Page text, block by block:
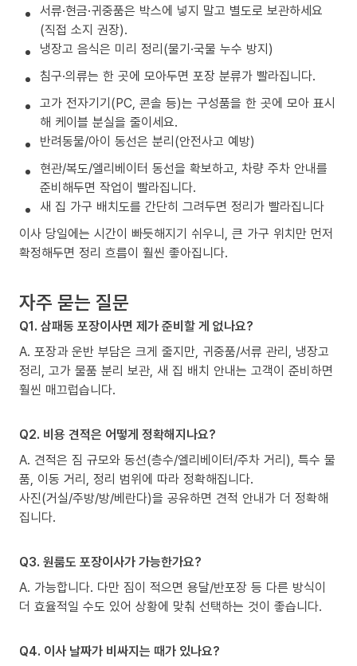
서류·현금·귀중품은 박스에 넣지 말고 별도로 보관하세요
(직접 소지 권장).
냉장고 음식은 미리 정리(물기·국물 누수 방지)
침구·의류는 한 곳에 모아두면 포장 분류가 빨라집니다.
고가 전자기기(PC, 콘솔 등)는 구성품을 한 곳에 모아 표시
해 케이블 분실을 줄이세요.
반려동물/아이 동선은 분리(안전사고 예방)
현관/복도/엘리베이터 동선을 확보하고, 차량 주차 안내를
준비해두면 작업이 빨라집니다.
새 집 가구 배치도를 간단히 그려두면 정리가 빨라집니다
이사 당일에는 시간이 빠듯해지기 쉬우니, 큰 가구 위치만 먼저
확정해두면 정리 흐름이 훨씬 좋아집니다.
자주 묻는 질문
Q1. 삼패동 포장이사면 제가 준비할 게 없나요?
A. 포장과 운반 부담은 크게 줄지만, 귀중품/서류 관리, 냉장고
정리, 고가 물품 분리 보관, 새 집 배치 안내는 고객이 준비하면
훨씬 매끄럽습니다.
Q2. 비용 견적은 어떻게 정확해지나요?
A. 견적은 짐 규모와 동선(층수/엘리베이터/주차 거리), 특수 물
품, 이동 거리, 정리 범위에 따라 정확해집니다.
사진(거실/주방/방/베란다)을 공유하면 견적 안내가 더 정확해
집니다.
Q3. 원룸도 포장이사가 가능한가요?
A. 가능합니다. 다만 짐이 적으면 용달/반포장 등 다른 방식이
더 효율적일 수도 있어 상황에 맞춰 선택하는 것이 좋습니다.
Q4. 이사 날짜가 비싸지는 때가 있나요?